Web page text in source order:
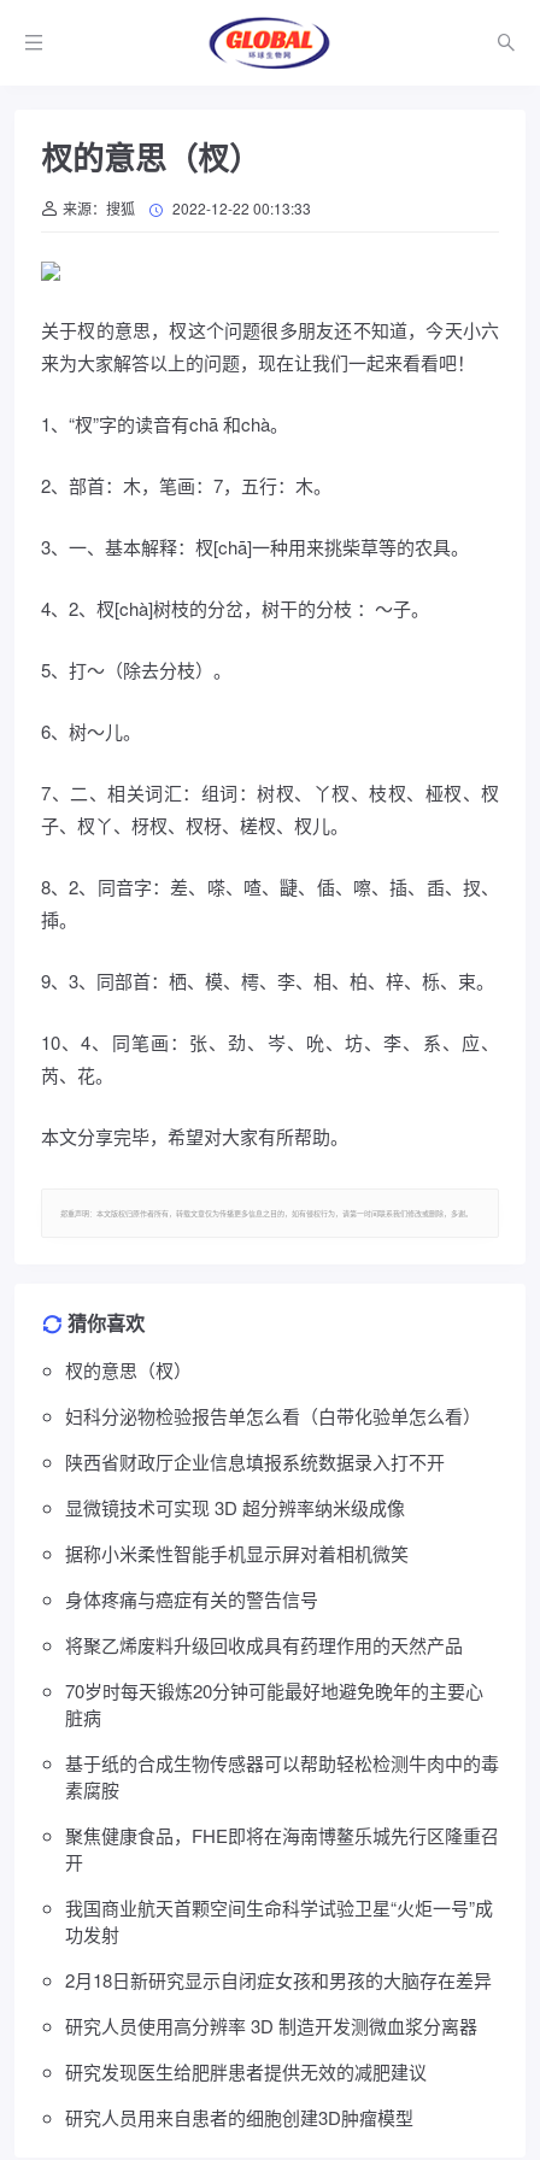
杈的意思（杈）
来源：搜狐 2022-12-22 00:13:33
关于杈的意思，杈这个问题很多朋友还不知道，今天小六
来为大家解答以上的问题，现在让我们一起来看看吧！
1、“杈”字的读音有chā 和chà。
2、部首：木，笔画：7，五行：木。
3、一、基本解释：杈[chā]一种用来挑柴草等的农具。
4、2、杈[chà]树枝的分岔，树干的分枝 ：～子。
5、打～（除去分枝）。
6、树～儿。
7、二、相关词汇：组词：树杈、丫杈、枝杈、桠杈、杈
子、杈丫、枒杈、杈枒、槎杈、杈儿。
8、2、同音字：差、嗏、喳、疀、偛、嚓、插、臿、扠、
揷。
9、3、同部首：栖、模、樗、李、相、柏、梓、栎、束。
10、4、同笔画：张、劲、岑、吮、坊、李、系、应、
芮、花。
本文分享完毕，希望对大家有所帮助。
郑重声明：本文版权归原作者所有，转载文章仅为传播更多信息之目的，如有侵权行为，请第一时间联系我们修改或删除，多谢。
猜你喜欢
杈的意思（杈）
妇科分泌物检验报告单怎么看（白带化验单怎么看）
陕西省财政厅企业信息填报系统数据录入打不开
显微镜技术可实现 3D 超分辨率纳米级成像
据称小米柔性智能手机显示屏对着相机微笑
身体疼痛与癌症有关的警告信号
将聚乙烯废料升级回收成具有药理作用的天然产品
70岁时每天锻炼20分钟可能最好地避免晚年的主要心
脏病
基于纸的合成生物传感器可以帮助轻松检测牛肉中的毒
素腐胺
聚焦健康食品，FHE即将在海南博鳌乐城先行区隆重召
开
我国商业航天首颗空间生命科学试验卫星“火炬一号”成
功发射
2月18日新研究显示自闭症女孩和男孩的大脑存在差异
研究人员使用高分辨率 3D 制造开发测微血浆分离器
研究发现医生给肥胖患者提供无效的减肥建议
研究人员用来自患者的细胞创建3D肿瘤模型